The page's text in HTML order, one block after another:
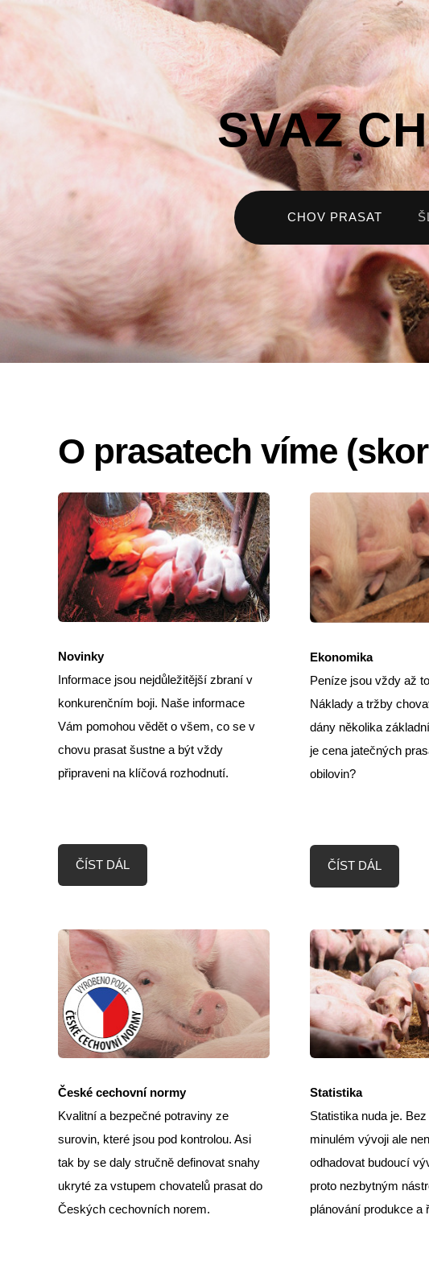
SVAZ
CHOV PRASAT
O prasatech víme
Novinky
Informace jsou nejdůležitější zbraní v
konkurenčním boji. Naše informace
Vám pomohou vědět o všem, co se v
chovu prasat šustne a být vždy
připraveni na klíčová rozhodnutí.
ČÍST DÁL
Ekonomika
Peníze jsou vždy až
Náklady a tržby
dány několika
je cena jatečných
obilovin?
ČÍST DÁL
České cechovní normy
Kvalitní a bezpečné potraviny ze
surovin, které jsou pod kontrolou. Asi
tak by se daly stručně definovat snahy
ukryté za vstupem chovatelů prasat do
Českých cechovních norem.
Statistika
Statistika nuda je.
minulém vývoji ale
odhadovat budoucí
proto nezbytným
plánování produkce a